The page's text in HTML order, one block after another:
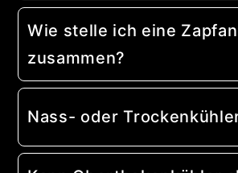
Wie stelle ich eine
zusammen?
Nass- oder